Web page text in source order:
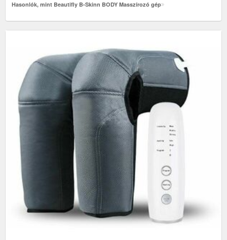
Hasonlók, mint Beautifly B-Skinn BODY Masszírozó gép